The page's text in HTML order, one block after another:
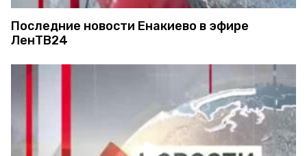
Последние новости Енакиево в эфире
ЛенТВ24